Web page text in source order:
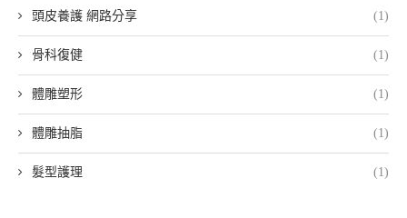
頭皮養護 網路分享 (1)
骨科復健 (1)
體雕塑形 (1)
體雕抽脂 (1)
髮型護理 (1)